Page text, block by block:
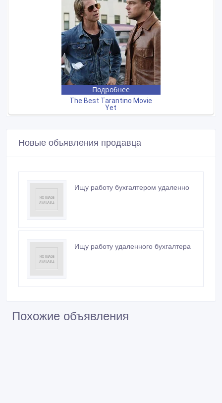
Новые объявления продавца
Ищу работу бухгалтером удаленно
Ищу работу удаленного бухгалтера
Похожие объявления